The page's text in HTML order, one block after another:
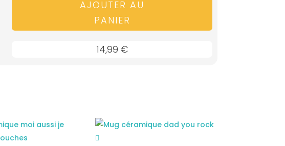
AJOUTER AU
PANIER
14,99 €